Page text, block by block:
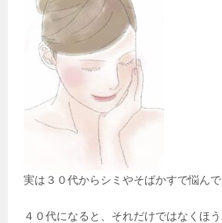
実は３０代からシミやそばかすで悩ん
４０代になると、それだけではなくほ